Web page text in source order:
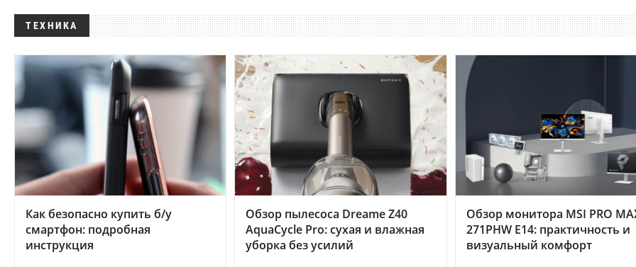
ТЕХНИКА
Как безопасно купить б/у
смартфон: подробная
инструкция
Обзор пылесоса Dreame Z40
AquaCycle Pro: сухая и влажная
уборка без усилий
Обзор монитора MSI PRO
271PHW E14: практичность и
визуальный комфорт